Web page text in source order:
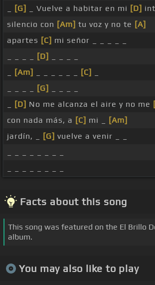
[G] _ Vuelve a habitar en mi [D]
silencio con [Am] tu voz y no te [A]
apartes [C] mi señor _ _ _ _ _
[D]
[Am] [C]
[G]
[D] No me alcanza el aire y no me
con nada más, a [C] mi _
[Am]
jardín, _
[G] vuelve a venir _ _
Facts about this song
This song was featured on the El Brillo
album.
You may also like to play